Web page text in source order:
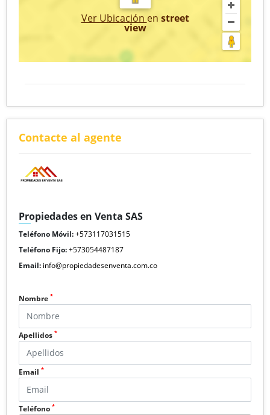
Ver Ubicación en street
view
Contacte al agente
Propiedades en Venta SAS
Teléfono Móvil:+573117031515
Teléfono Fijo:+573054487187
Email: info@propiedadesenventa.com.co
Nombre *
Apellidos *
Email *
Teléfono *